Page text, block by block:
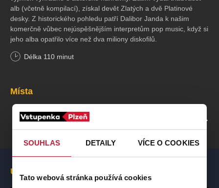
SOUHLAS DETAILY VÍCE O COOKIES
Tato webová stránka používá cookies
alb (včetně kompilací), získal devět Zlatých a dvě Platinové
desky. Z historického pohledu patří Dalibor Janda k našim
komerčně vůbec nejúspěšnějším interpretům pop music, když si
jeho alba opatřilo více než dva miliony diskofilů.
Délka 110 minut
Místa
PROFIL POŘADATELE PLZEŇ 5 – KŘIMICE
Ukázka představení